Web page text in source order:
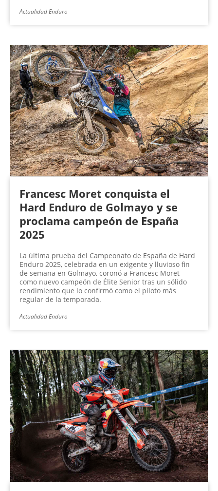
Actualidad Enduro
Francesc Moret conquista el
Hard Enduro de Golmayo y se
proclama campeón de España
2025
La última prueba del Campeonato de España de Hard
Enduro 2025, celebrada en un exigente y lluvioso fin
de semana en Golmayo, coronó a Francesc Moret
como nuevo campeón de Élite Senior tras un sólido
rendimiento que lo confirmó como el piloto más
regular de la temporada.
Actualidad Enduro